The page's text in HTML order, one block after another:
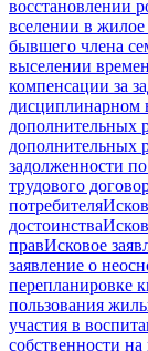
восстановлении
вселении в
бывшего члена
выселении
компенсации за
дисциплинарном
дополнительных
дополнительных
задолженности
трудового
потребителя
достоинства
правИсковое
заявление о
перепланировке
пользования
участия в
собственности на